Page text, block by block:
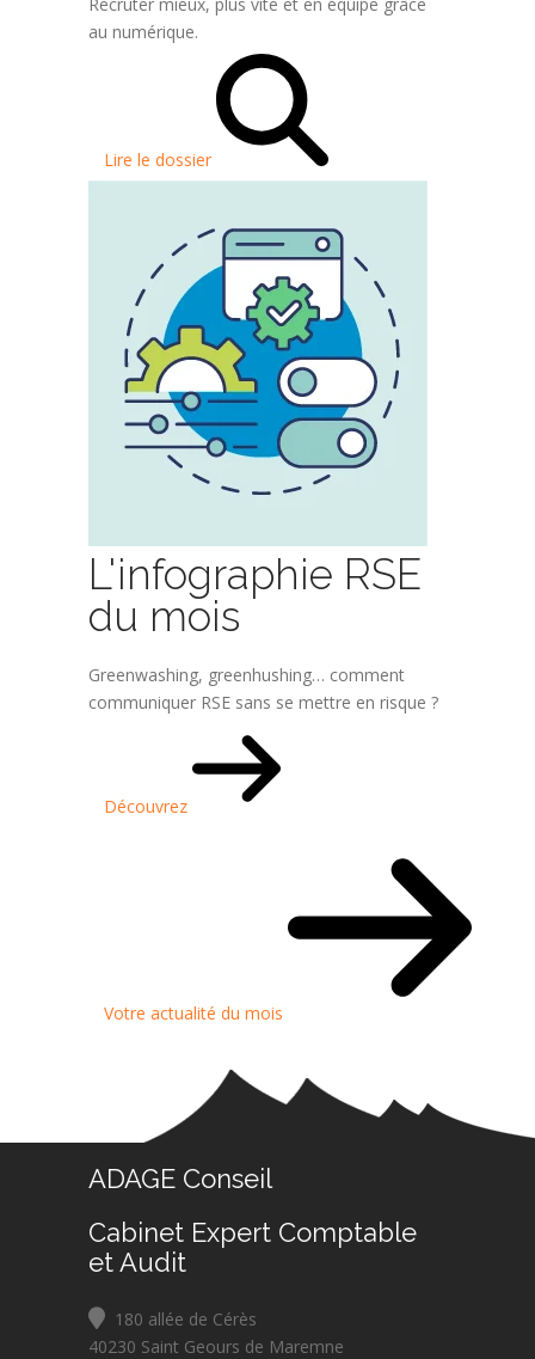
au numérique.
Lire le dossier
L'infographie RSE
du mois
Greenwashing, greenhushing… comment
communiquer RSE sans se mettre en risque ?
Découvrez
Votre actualité du mois
ADAGE Conseil
Cabinet Expert Comptable
et Audit
180 allée de Cérès
40230 Saint Geours de Maremne